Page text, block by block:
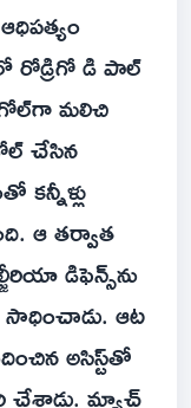
రోడ్రిగో డి పాల్
గోల్‌గా మలిచి
చేసిన
ఆ తర్వాత
డిఫెన్స్‌ను
ఆట
అసిస్ట్‌తో
చేశాడు. మ్యాచ్